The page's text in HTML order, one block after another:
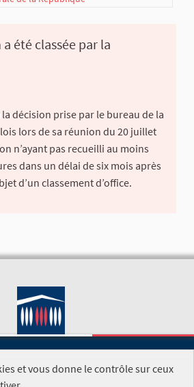
été classée par la
décision prise par le bureau de la
lors de sa réunion du 20 juillet
n’ayant pas recueilli au moins
dans un délai de six mois après
d’un classement d’office.
L'ASSEMBLÉE NATIONALE
et vous donne le contrôle sur ceux